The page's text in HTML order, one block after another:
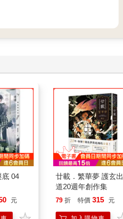
底 04
元
廿載．繁華夢 護玄出
道20週年創作集
79 折 特價 315 元